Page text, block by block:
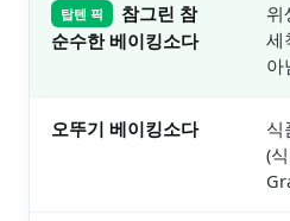
탑텐 픽
참그린 참
순수한 베이킹소다
위
세
아
오뚜기 베이킹소다
식
(